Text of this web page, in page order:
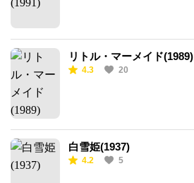
リトル・マーメイド(1989)
4.3 20
白雪姫(1937)
4.2 5